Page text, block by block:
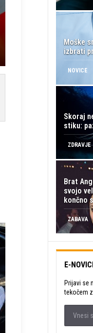
Moške
izbrati
NOVICE
Skoraj
stiku:
ZDRAVJE
Brat
svojo
končno
ZABAVA
E-
Prijavi se
tekočem